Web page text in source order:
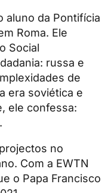
aluno da Pontifícia
Roma. Ele
Social
russa e
de
era soviética e
ele confessa:
no
Com a EWTN
o Papa Francisco